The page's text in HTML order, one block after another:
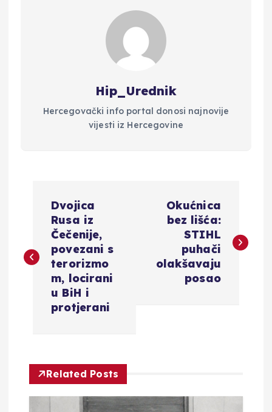
Hip_Urednik
Hercegovački info portal donosi najnovije
vijesti iz Hercegovine
v
c
Dvojica
Rusa iz
Čečenije,
povezani s
terorizmo
m, locirani
u BiH i
protjerani
Okućnica
bez lišća:
STIHL
puhači
olakšavaju
posao
Related Posts